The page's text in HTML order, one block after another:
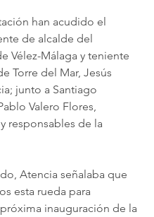
han acudido el
de alcalde del
Vélez-Málaga y teniente
Torre del Mar, Jesús
junto a Santiago
Valero Flores,
responsables de la
Atencia señalaba que
esta rueda para
inauguración de la